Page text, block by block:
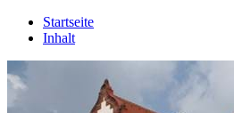
Startseite
Inhalt